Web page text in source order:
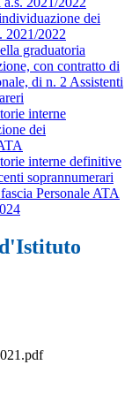
dei
2021/2022
graduatoria
con contratto di
di n. 2 Assistenti
interne
dei
interne definitive
soprannumerari
Personale ATA